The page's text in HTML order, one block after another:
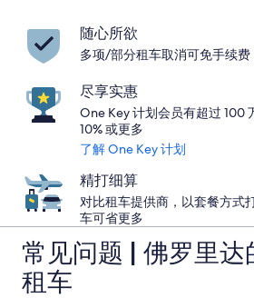
随心所欲
多项/部分租车取消可免手续费
尽享实惠
One Key 计划会员有超过 100
10% 或更多
了解 One Key 计划
精打细算
对比租车提供商，以套餐方式
车可省更多
常见问题 | 佛罗里达
租车